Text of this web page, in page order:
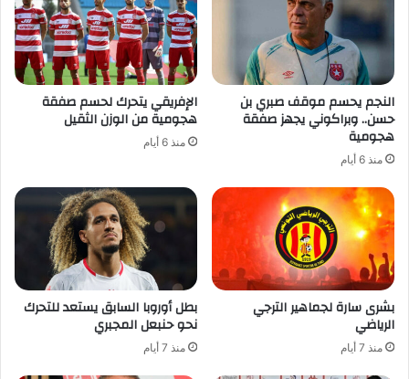
النجم يحسم موقف صبري بن
حسن.. وبراكوني يجهز صفقة
هجومية
منذ 6 أيام
الإفريقي يتحرك لحسم صفقة
هجومية من الوزن الثقيل
منذ 6 أيام
بشرى سارة لجماهير الترجي
الرياضي
منذ 7 أيام
بطل أوروبا السابق يستعد للتحرك
نحو حنبعل المجبري
منذ 7 أيام